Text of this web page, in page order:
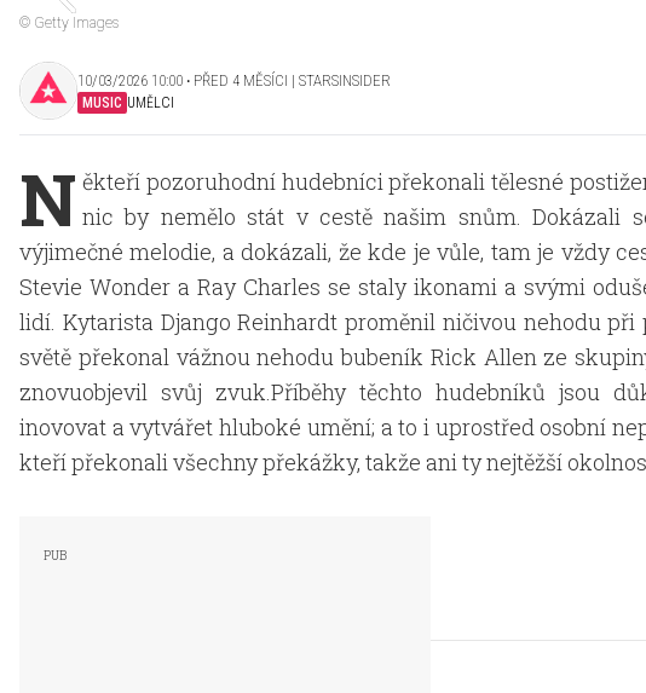
© Getty Images
10/03/2026 10:00 ‧ PŘED 4 MĚSÍCI | STARSINSIDER
MUSIC UMĚLCI
N ěkteří pozoruhodní hudebníci překonali tělesné
nic by nemělo stát v cestě našim snům. Dokázali
výjimečné melodie, a dokázali, že kde je vůle, tam je vždy
Stevie Wonder a Ray Charles se staly ikonami a svými
lidí. Kytarista Django Reinhardt proměnil ničivou nehodu
světě překonal vážnou nehodu bubeník Rick Allen ze
znovuobjevil svůj zvuk.Příběhy těchto hudebníků jsou
inovovat a vytvářet hluboké umění; a to i uprostřed osobní
kteří překonali všechny překážky, takže ani ty nejtěžší